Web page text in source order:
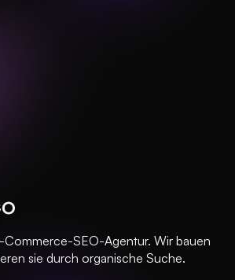
SEO-Agentur. Wir bauen
sie durch organische Suche.